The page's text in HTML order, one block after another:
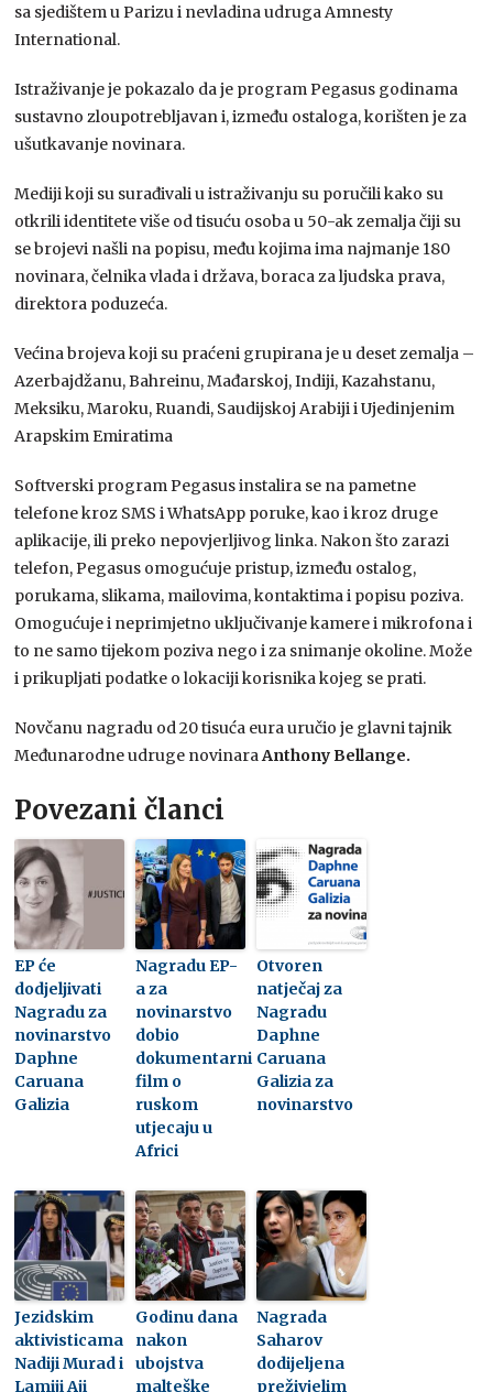
sa sjedištem u Parizu i nevladina udruga Amnesty
International.
Istraživanje je pokazalo da je program Pegasus godinama
sustavno zloupotrebljavan i, između ostaloga, korišten je za
ušutkavanje novinara.
Mediji koji su surađivali u istraživanju su poručili kako su
otkrili identitete više od tisuću osoba u 50-ak zemalja čiji su
se brojevi našli na popisu, među kojima ima najmanje 180
novinara, čelnika vlada i država, boraca za ljudska prava,
direktora poduzeća.
Većina brojeva koji su praćeni grupirana je u deset zemalja –
Azerbajdžanu, Bahreinu, Mađarskoj, Indiji, Kazahstanu,
Meksiku, Maroku, Ruandi, Saudijskoj Arabiji i Ujedinjenim
Arapskim Emiratima
Softverski program Pegasus instalira se na pametne
telefone kroz SMS i WhatsApp poruke, kao i kroz druge
aplikacije, ili preko nepovjerljivog linka. Nakon što zarazi
telefon, Pegasus omogućuje pristup, između ostalog,
porukama, slikama, mailovima, kontaktima i popisu poziva.
Omogućuje i neprimjetno uključivanje kamere i mikrofona i
to ne samo tijekom poziva nego i za snimanje okoline. Može
i prikupljati podatke o lokaciji korisnika kojeg se prati.
Novčanu nagradu od 20 tisuća eura uručio je glavni tajnik
Međunarodne udruge novinaraAnthony Bellange.
Povezani članci
EP će
dodjeljivati
Nagradu za
novinarstvo
Daphne
Caruana
Galizia
Nagradu EP-
a za
novinarstvo
dobio
dokumentarni
film o
ruskom
utjecaju u
Africi
Otvoren
natječaj za
Nagradu
Daphne
Caruana
Galizia za
novinarstvo
Jezidskim
aktivisticama
Nadiji Murad i
Lamiji Aji
Godinu dana
nakon
ubojstva
malteške
Nagrada
Saharov
dodijeljena
preživjelim